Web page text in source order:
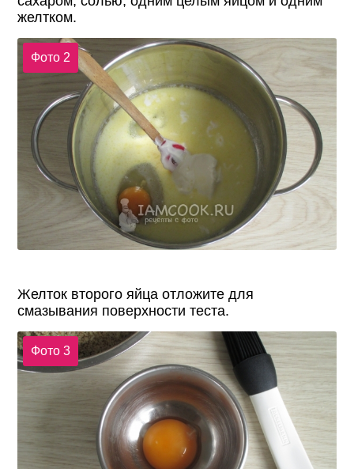
желтком.
Фото 2
Желток второго яйца отложите для
смазывания поверхности теста.
Фото 3